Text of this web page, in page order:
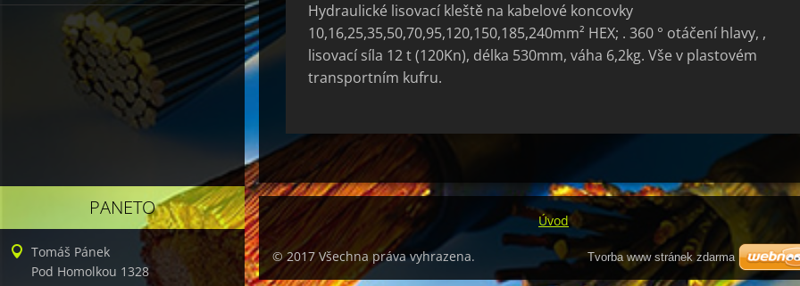
PANETO
Tomáš Pánek
Pod Homolkou 1328
Hydraulické lisovací kleště na kabelové koncovky
10,16,25,35,50,70,95,120,150,185,240mm² HEX; . 360 ° otáčení hlavy, ,
lisovací síla 12 t (120Kn), délka 530mm, váha 6,2kg. Vše v plastovém
transportním kufru.
Úvod
© 2017 Všechna práva vyhrazena. Tvorba www stránek zdarma